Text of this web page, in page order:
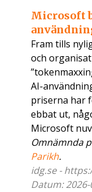
Microsoft
Fram tills
och
AI-
priserna har
ebbat ut,
Microsoft
Omnämnda
Parikh.
idg.se -
Datum: 2026-